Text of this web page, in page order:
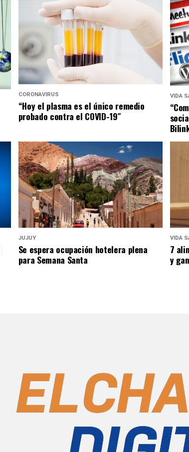
CORONAVIRUS
“Hoy el plasma es el único remedio
probado contra el COVID-19″
VIDA
JUJUY
Se espera ocupación hotelera plena
para Semana Santa
VIDA
7
y